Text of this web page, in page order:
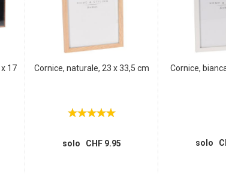
17
Cornice, naturale, 23 x 33,5 cm
solo CHF 9.95
Cornice,
solo